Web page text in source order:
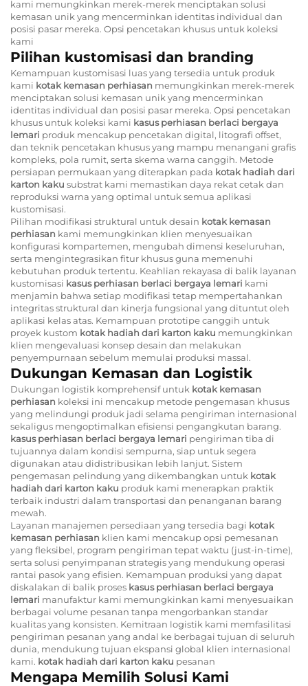
kami memungkinkan merek-merek menciptakan solusi
kemasan unik yang mencerminkan identitas individual dan
posisi pasar mereka. Opsi pencetakan khusus untuk koleksi
kami
Pilihan kustomisasi dan branding
Kemampuan kustomisasi luas yang tersedia untuk produk
kami kotak kemasan perhiasan memungkinkan merek-merek
menciptakan solusi kemasan unik yang mencerminkan
identitas individual dan posisi pasar mereka. Opsi pencetakan
khusus untuk koleksi kami kasus perhiasan berlaci bergaya
lemari produk mencakup pencetakan digital, litografi offset,
dan teknik pencetakan khusus yang mampu menangani grafis
kompleks, pola rumit, serta skema warna canggih. Metode
persiapan permukaan yang diterapkan pada kotak hadiah dari
karton kaku substrat kami memastikan daya rekat cetak dan
reproduksi warna yang optimal untuk semua aplikasi
kustomisasi.
Pilihan modifikasi struktural untuk desain kotak kemasan
perhiasan kami memungkinkan klien menyesuaikan
konfigurasi kompartemen, mengubah dimensi keseluruhan,
serta mengintegrasikan fitur khusus guna memenuhi
kebutuhan produk tertentu. Keahlian rekayasa di balik layanan
kustomisasi kasus perhiasan berlaci bergaya lemari kami
menjamin bahwa setiap modifikasi tetap mempertahankan
integritas struktural dan kinerja fungsional yang dituntut oleh
aplikasi kelas atas. Kemampuan prototipe canggih untuk
proyek kustom kotak hadiah dari karton kaku memungkinkan
klien mengevaluasi konsep desain dan melakukan
penyempurnaan sebelum memulai produksi massal.
Dukungan Kemasan dan Logistik
Dukungan logistik komprehensif untuk kotak kemasan
perhiasan koleksi ini mencakup metode pengemasan khusus
yang melindungi produk jadi selama pengiriman internasional
sekaligus mengoptimalkan efisiensi pengangkutan barang.
kasus perhiasan berlaci bergaya lemari pengiriman tiba di
tujuannya dalam kondisi sempurna, siap untuk segera
digunakan atau didistribusikan lebih lanjut. Sistem
pengemasan pelindung yang dikembangkan untuk kotak
hadiah dari karton kaku produk kami menerapkan praktik
terbaik industri dalam transportasi dan penanganan barang
mewah.
Layanan manajemen persediaan yang tersedia bagi kotak
kemasan perhiasan klien kami mencakup opsi pemesanan
yang fleksibel, program pengiriman tepat waktu (just-in-time),
serta solusi penyimpanan strategis yang mendukung operasi
rantai pasok yang efisien. Kemampuan produksi yang dapat
diskalakan di balik proses kasus perhiasan berlaci bergaya
lemari manufaktur kami memungkinkan kami menyesuaikan
berbagai volume pesanan tanpa mengorbankan standar
kualitas yang konsisten. Kemitraan logistik kami memfasilitasi
pengiriman pesanan yang andal ke berbagai tujuan di seluruh
dunia, mendukung tujuan ekspansi global klien internasional
kami. kotak hadiah dari karton kaku pesanan
Mengapa Memilih Solusi Kami